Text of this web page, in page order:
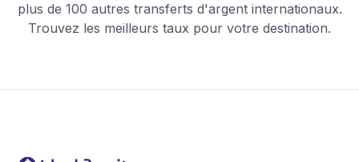
plus de 100 autres transferts d'argent internationaux.
Trouvez les meilleurs taux pour votre destination.